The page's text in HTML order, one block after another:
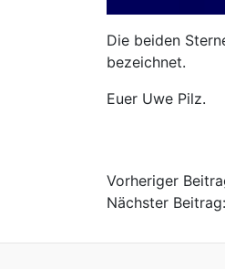
Die beiden
bezeichnet.
Euer Uwe Pilz.